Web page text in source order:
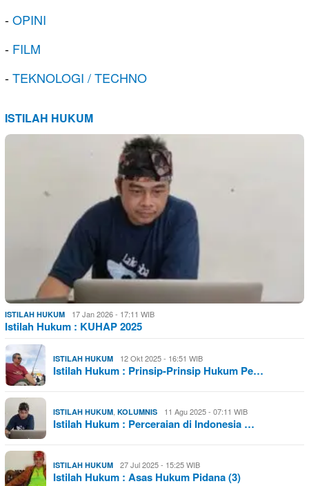
-OPINI
- FILM
-TEKNOLOGI / TECHNO
ISTILAH HUKUM
ISTILAH HUKUM 17 Jan 2026 - 17:11 WIB
Istilah Hukum : KUHAP 2025
ISTILAH HUKUM 12 Okt 2025 - 16:51 WIB
Istilah Hukum : Prinsip-Prinsip Hukum Pe…
ISTILAH HUKUM, KOLUMNIS 11 Agu 2025 - 07:11 WIB
Istilah Hukum : Perceraian di Indonesia …
ISTILAH HUKUM 27 Jul 2025 - 15:25 WIB
Istilah Hukum : Asas Hukum Pidana (3)